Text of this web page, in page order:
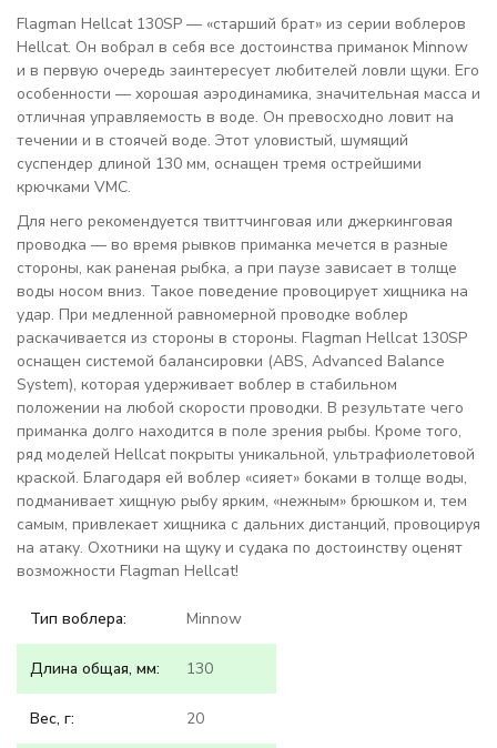
Flagman Hellcat 130SP — «старший брат» из серии воблеров
Hellcat. Он вобрал в себя все достоинства приманок Minnow
и в первую очередь заинтересует любителей ловли щуки. Его
особенности — хорошая аэродинамика, значительная масса и
отличная управляемость в воде. Он превосходно ловит на
течении и в стоячей воде. Этот уловистый, шумящий
суспендер длиной 130 мм, оснащен тремя острейшими
крючками VMC.
Для него рекомендуется твиттчинговая или джеркинговая
проводка — во время рывков приманка мечется в разные
стороны, как раненая рыбка, а при паузе зависает в толще
воды носом вниз. Такое поведение провоцирует хищника на
удар. При медленной равномерной проводке воблер
раскачивается из стороны в стороны. Flagman Hellcat 130SP
оснащен системой балансировки (ABS, Advanced Balance
System), которая удерживает воблер в стабильном
положении на любой скорости проводки. В результате чего
приманка долго находится в поле зрения рыбы. Кроме того,
ряд моделей Hellcat покрыты уникальной, ультрафиолетовой
краской. Благодаря ей воблер «сияет» боками в толще воды,
подманивает хищную рыбу ярким, «нежным» брюшком и, тем
самым, привлекает хищника с дальних дистанций, провоцируя
на атаку. Охотники на щуку и судака по достоинству оценят
возможности Flagman Hellcat!
Тип воблера: Minnow
Длина общая, мм: 130
Вес, г: 20